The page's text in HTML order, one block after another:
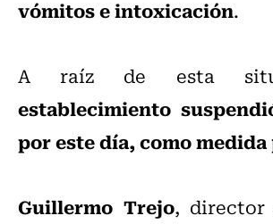
vómitos e intoxicación.
A raíz de esta
establecimiento
por este día, como
Guillermo Trejo, director